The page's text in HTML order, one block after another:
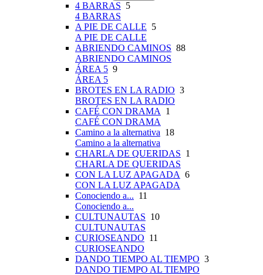
4 BARRAS 5
4 BARRAS
A PIE DE CALLE 5
A PIE DE CALLE
ABRIENDO CAMINOS 88
ABRIENDO CAMINOS
ÁREA 5 9
ÁREA 5
BROTES EN LA RADIO 3
BROTES EN LA RADIO
CAFÉ CON DRAMA
1
CAFÉ CON DRAMA
Camino a la alternativa 18
Camino a la alternativa
CHARLA DE QUERIDAS 1
CHARLA DE QUERIDAS
CON LA LUZ APAGADA 6
CON LA LUZ APAGADA
Conociendo a... 11
Conociendo a...
CULTUNAUTAS 10
CULTUNAUTAS
CURIOSEANDO 11
CURIOSEANDO
DANDO TIEMPO AL TIEMPO 3
DANDO TIEMPO AL TIEMPO